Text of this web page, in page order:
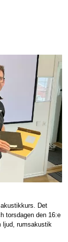
Det
torsdagen den 16:e
ljud, rumsakustik